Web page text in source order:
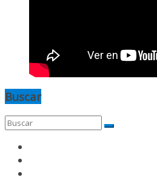
Buscar